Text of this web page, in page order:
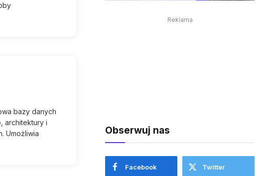
bazy danych
architektury i
Umożliwia
Reklama
Obserwuj nas
Facebook Twitter